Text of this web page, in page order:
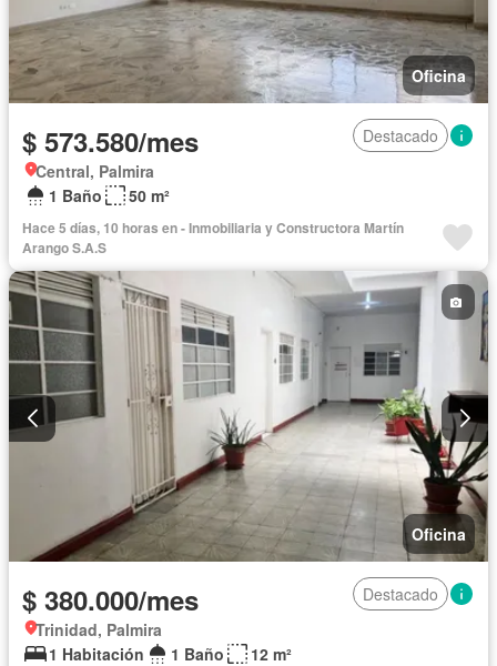
Oficina
$ 573.580/mes
Destacado
Central, Palmira
1 Baño
50 m²
Hace 5 días, 10 horas en - Inmobiliaria y Constructora Martín
Arango S.A.S
Oficina
$ 380.000/mes
Destacado
Trinidad, Palmira
1 Habitación
1 Baño 12 m²